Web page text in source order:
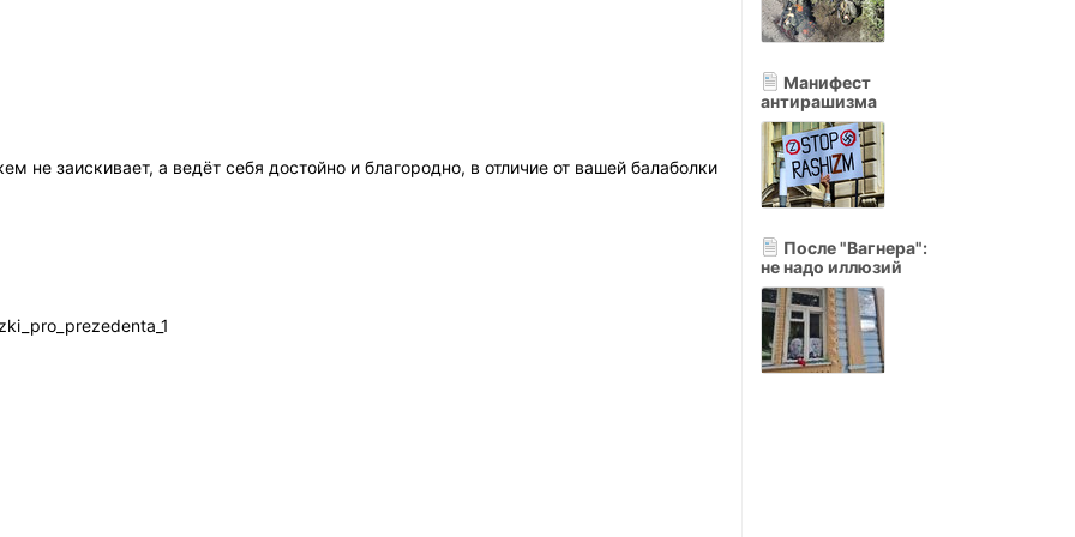
не заискивает, а ведёт себя достойно и благородно, в отличие от вашей балаболки
Манифест
антирашизма
После "Вагнера":
не надо иллюзий